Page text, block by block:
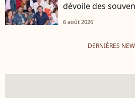
dévoile des
6 août 2026
DERNIÈRES